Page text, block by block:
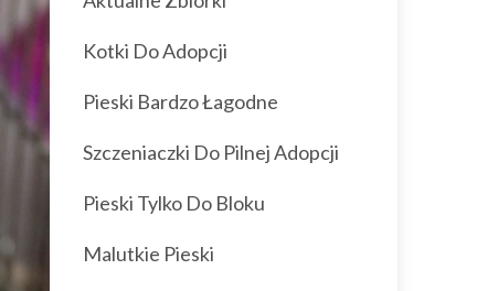
Kotki Do Adopcji
Pieski Bardzo Łagodne
Szczeniaczki Do Pilnej Adopcji
Pieski Tylko Do Bloku
Malutkie Pieski